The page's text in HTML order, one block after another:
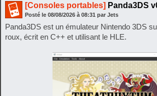
[Consoles portables] Panda3DS
Posté le 08/08/2026 à 08:31 par Jets
Panda3DS est un émulateur Nintendo 3DS
roux, écrit en C++ et utilisant le HLE.